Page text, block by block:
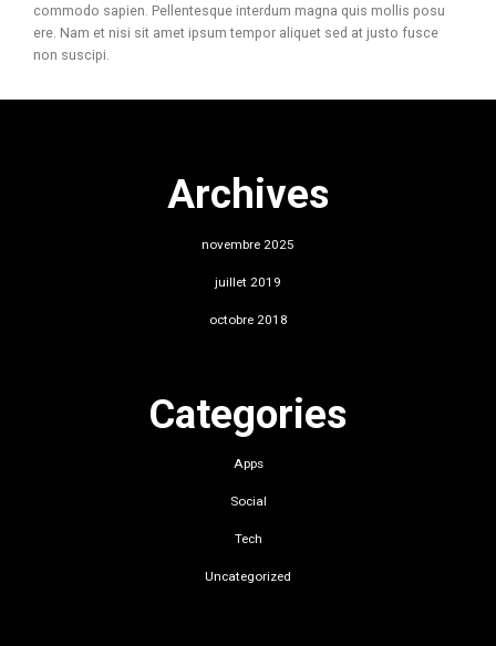
commodo sapien. Pellentesque interdum magna quis mollis posu
ere. Nam et nisi sit amet ipsum tempor aliquet sed at justo fusce
non suscipi.
Archives
novembre 2025
juillet 2019
octobre 2018
Categories
Apps
Social
Tech
Uncategorized